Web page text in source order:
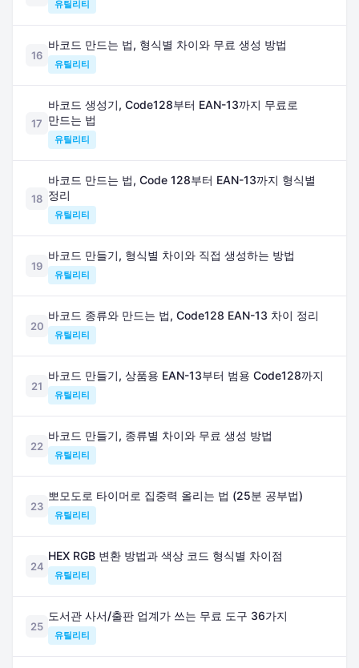
유틸리티
16
바코드 만드는 법, 형식별 차이와 무료 생성 방법
유틸리티
17
바코드 생성기, Code128부터 EAN-13까지 무료로
만드는 법
유틸리티
18
바코드 만드는 법, Code 128부터 EAN-13까지 형식별
정리
유틸리티
19
바코드 만들기, 형식별 차이와 직접 생성하는 방법
유틸리티
20
바코드 종류와 만드는 법, Code128 EAN-13 차이 정리
유틸리티
21
바코드 만들기, 상품용 EAN-13부터 범용 Code128까지
유틸리티
22
바코드 만들기, 종류별 차이와 무료 생성 방법
유틸리티
23
뽀모도로 타이머로 집중력 올리는 법 (25분 공부법)
유틸리티
24
HEX RGB 변환 방법과 색상 코드 형식별 차이점
유틸리티
25
도서관 사서/출판 업계가 쓰는 무료 도구 36가지
유틸리티